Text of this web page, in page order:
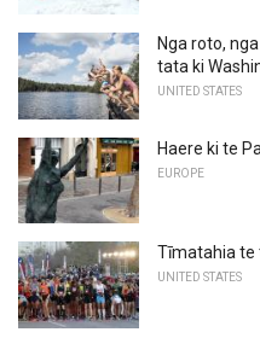
Nga roto,
tata ki
UNITED STATES
Haere ki te
EUROPE
Tīmatahia te
UNITED STATES